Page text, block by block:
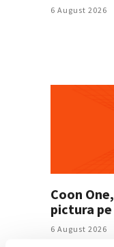
6 August 2026
Coon
pictura
6 August 2026